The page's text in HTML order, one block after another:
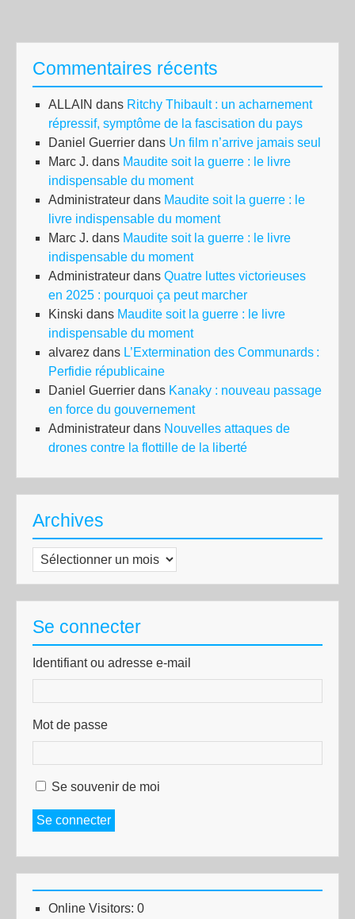
Commentaires récents
ALLAIN dans Ritchy Thibault : un acharnement
répressif, symptôme de la fascisation du pays
Daniel Guerrier dans Un film n’arrive jamais seul
Marc J. dans Maudite soit la guerre : le livre
indispensable du moment
Administrateur dans Maudite soit la guerre : le
livre indispensable du moment
Marc J. dans Maudite soit la guerre : le livre
indispensable du moment
Administrateur dans Quatre luttes victorieuses
en 2025 : pourquoi ça peut marcher
Kinski dans Maudite soit la guerre : le livre
indispensable du moment
alvarez dans L’Extermination des Communards :
Perfidie républicaine
Daniel Guerrier dans Kanaky : nouveau passage
en force du gouvernement
Administrateur dans Nouvelles attaques de
drones contre la flottille de la liberté
Archives
Archives
Se connecter
Identifiant ou adresse e-mail
Mot de passe
Se souvenir de moi
Se connecter
Online Visitors: 0